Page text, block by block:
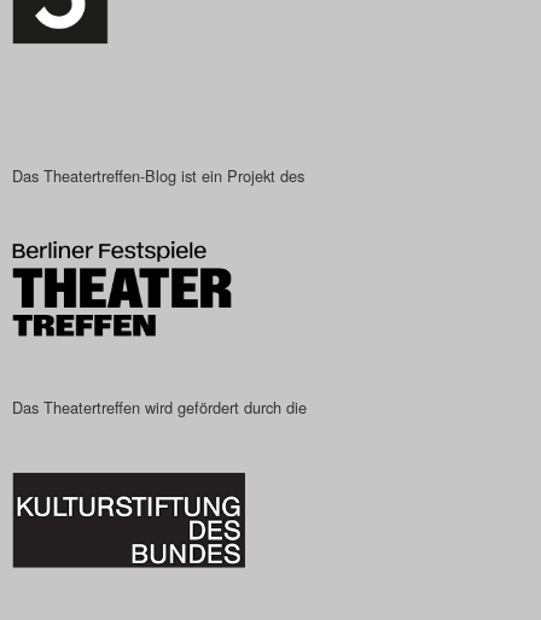
Das Theatertreffen-Blog ist ein Projekt des
Das Theatertreffen wird gefördert durch die